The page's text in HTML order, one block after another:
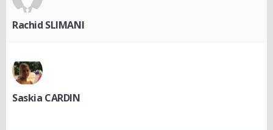
Rachid SLIMANI
Saskia CARDIN